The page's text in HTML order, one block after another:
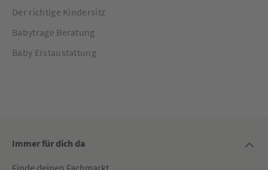
Der richtige Kindersitz
Babytrage Beratung
Baby Erstaustattung
Immer für dich da
Finde deinen Fachmarkt